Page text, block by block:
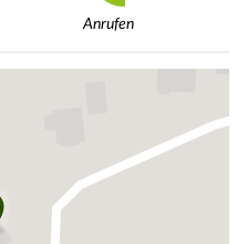
Anrufen